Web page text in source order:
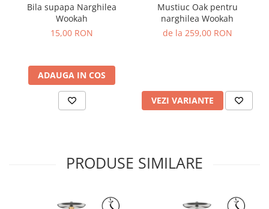
Bila supapa Narghilea
Wookah
15,00 RON
ADAUGA IN COS
Mustiuc Oak pentru
narghilea Wookah
de la 259,00 RON
VEZI VARIANTE
PRODUSE SIMILARE